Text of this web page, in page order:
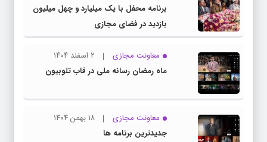
برنامه محفل با یک میلیارد و چهل میلیون
بازدید در فضای مجازی
معاونت مجازی
۲ اسفند ۱۴۰۴
ماه رمضان رسانه ملی در قاب تلوبیون
معاونت مجازی
۱۸ بهمن ۱۴۰۴
جدیدترین برنامه ها